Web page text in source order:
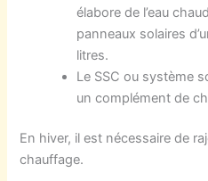
élabore de l’eau
panneaux solaires
litres.
Le SSC ou système
un complément de
En hiver, il est nécessaire de
chauffage.